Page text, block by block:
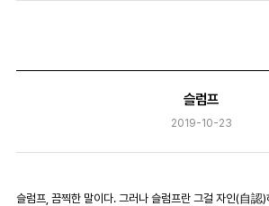
슬럼프
2019-10-23
슬럼프, 끔찍한 말이다. 그러나 슬럼프란 그걸 자인(自認)